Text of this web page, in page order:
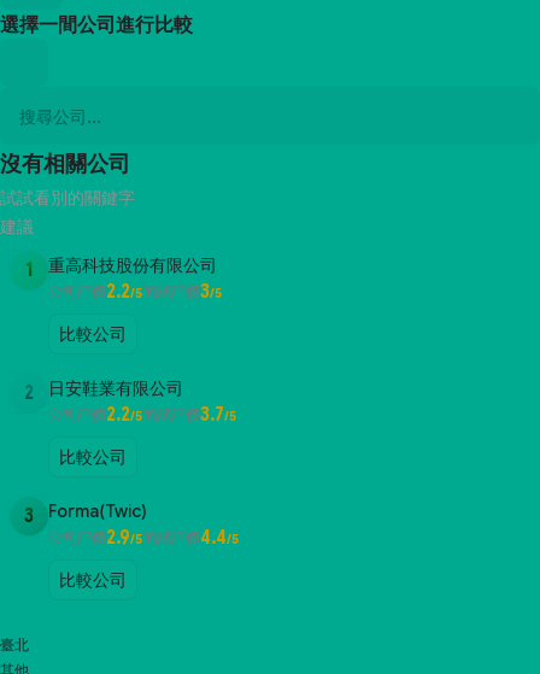
選擇一間公司進行比較
沒有相關公司
試試看別的關鍵字
建議
1 重高科技股份有限公司
公司評價2.2/5面試評價3/5
比較公司
2 日安鞋業有限公司
公司評價2.2/5面試評價3.7/5
比較公司
3 Forma(Twic)
公司評價2.9/5面試評價4.4/5
比較公司
臺北
其他